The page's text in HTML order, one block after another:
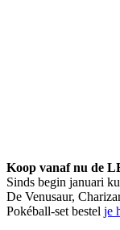
Koop vanaf nu de
Sinds begin januari
De Venusaur,
Pokéball-set bestel je